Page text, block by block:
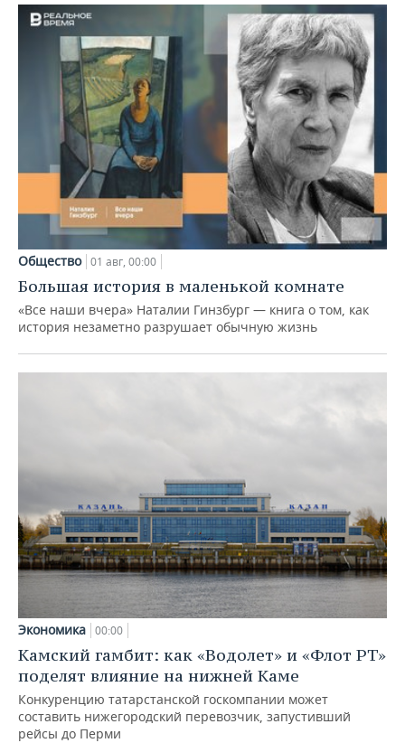
Общество 01 авг, 00:00
Большая история в маленькой комнате
«Все наши вчера» Наталии Гинзбург — книга о том, как
история незаметно разрушает обычную жизнь
Экономика 00:00
Камский гамбит: как «Водолет» и «Флот РТ»
поделят влияние на нижней Каме
Конкуренцию татарстанской госкомпании может
составить нижегородский перевозчик, запустивший
рейсы до Перми